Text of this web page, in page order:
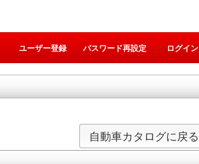
ユーザー登録 パスワード再設定 ログイン
自動車カタログに戻る